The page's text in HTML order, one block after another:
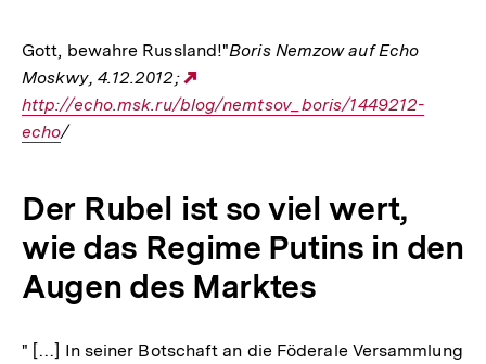
Gott, bewahre Russland!"Boris Nemzow auf Echo
Moskwy, 4.12.2012;
Link:
http://echo.msk.ru/blog/nemtsov_boris/1449212-
echo/
Der Rubel ist so viel wert,
wie das Regime Putins in den
Augen des Marktes
" […] In seiner Botschaft an die Föderale Versammlung